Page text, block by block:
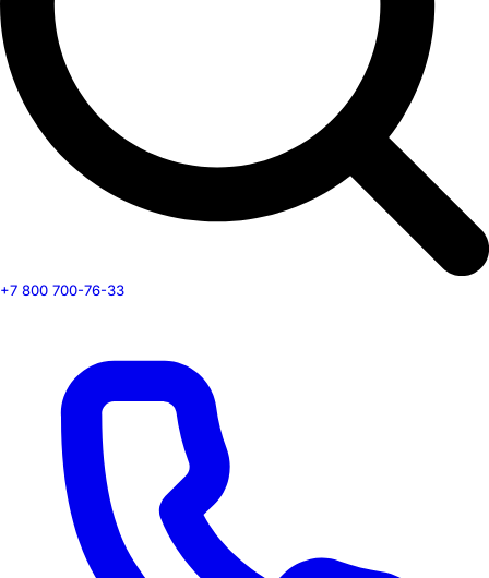
+7 800 700-76-33